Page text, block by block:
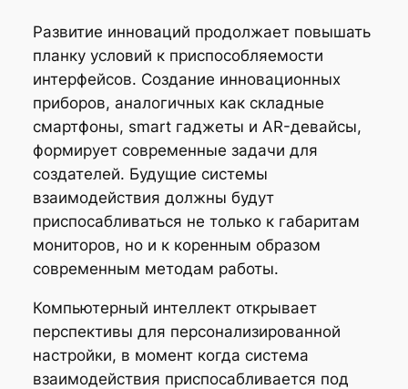
Развитие инноваций продолжает повышать
планку условий к приспособляемости
интерфейсов. Создание инновационных
приборов, аналогичных как складные
смартфоны, smart гаджеты и AR-девайсы,
формирует современные задачи для
создателей. Будущие системы
взаимодействия должны будут
приспосабливаться не только к габаритам
мониторов, но и к коренным образом
современным методам работы.
Компьютерный интеллект открывает
перспективы для персонализированной
настройки, в момент когда система
взаимодействия приспосабливается под